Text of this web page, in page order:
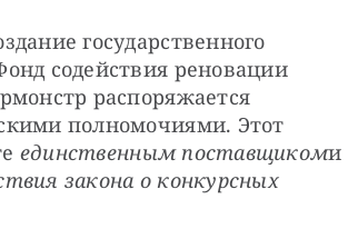
государственного
содействия реновации
распоряжается
полномочиями. Этот
единственным поставщикоми
закона о конкурсных